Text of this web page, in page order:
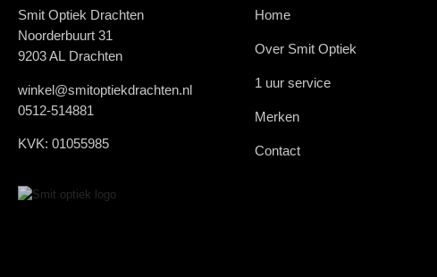
Smit Optiek Drachten
Noorderbuurt 31
9203 AL Drachten
winkel@smitoptiekdrachten.nl
0512-514881
KVK: 01055985
Home
Over Smit Optiek
1 uur service
Merken
Contact